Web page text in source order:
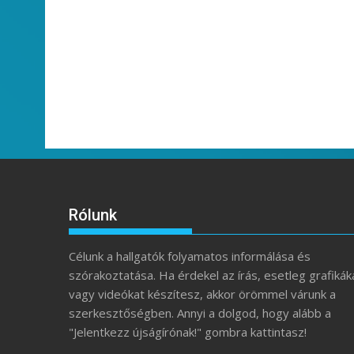
Rólunk
Célunk a hallgatók folyamatos informálása és
szórakoztatása. Ha érdekel az írás, esetleg
vagy videókat készítesz, akkor örömmel várunk a
szerkesztőségben. Annyi a dolgod, hogy alább a
"Jelentkezz újságírónak!" gombra kattintasz!